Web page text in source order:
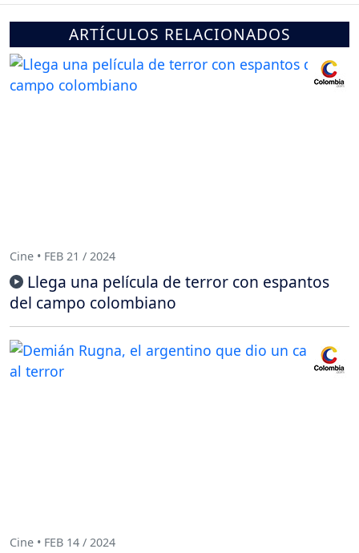
ARTÍCULOS RELACIONADOS
Cine • FEB 21 / 2024
Llega una película de terror con espantos
del campo colombiano
Cine • FEB 14 / 2024